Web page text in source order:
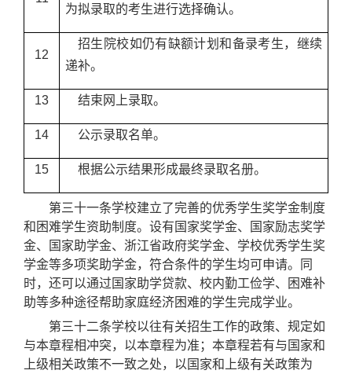
为拟录取的考生进行选择确认。
12
招生院校如仍有缺额计划和备录考生，继续
递补。
13 结束网上录取。
14 公示录取名单。
15 根据公示结果形成最终录取名册。
第三十一条学校建立了完善的优秀学生奖学金制度
和困难学生资助制度。 设有国家奖学金、国家励志奖学
金、国家助学金、 浙江省政府奖学金、学校优秀学生奖
学金等多项奖助学金，符合条件的学生均可申请。
同
时， 还可以通过国家助学贷款、 校内勤工俭学、困难补
助等多种途径帮助家庭经济困难的学生完成学业。
第三十二条学校以往有关招生工作的政策、规定如
与本章程相冲突，以本章程为准；本章程若有与国家和
上级相关政策不一致之处，以国家和上级有关政策为